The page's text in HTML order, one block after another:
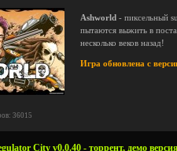
Ashworld - пиксельный
пытаются выжить в
несколько веков назад!
Игра обновлена с
36015
City v0.0.40 - торрент, демо